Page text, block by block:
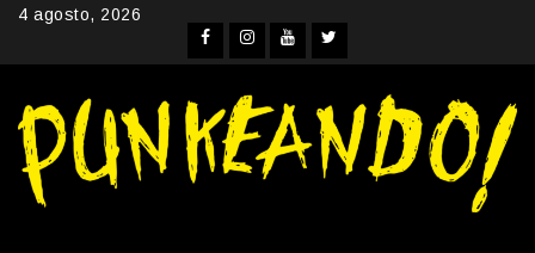
Skip4 agosto, 2026
Facebook
Instagram
YouTube
Twitter